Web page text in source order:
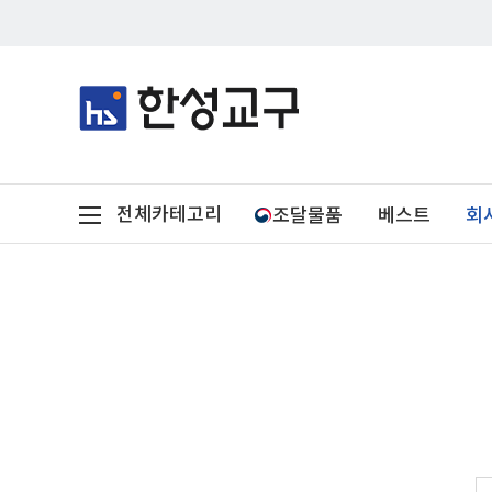
전체카테고리 조달물품 베스트 회